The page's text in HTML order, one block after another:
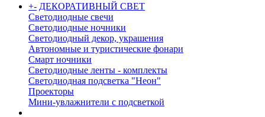
+- ДЕКОРАТИВНЫЙ СВЕТ
Светодиодные свечи
Светодиодные ночники
Светодиодный декор, украшения
Автономные и туристические фонари
Смарт ночники
Светодиодные ленты - комплекты
Светодиодная подсветка "Неон"
Проекторы
Мини-увлажнители с подсветкой